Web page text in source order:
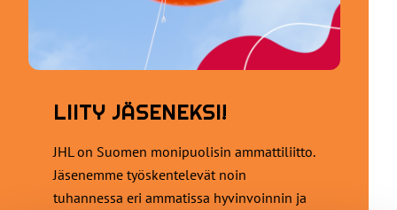
LIITY JÄSENEKSI!
JHL on Suomen monipuolisin ammattiliitto.
Jäsenemme työskentelevät noin
tuhannessa eri ammatissa hyvinvoinnin ja